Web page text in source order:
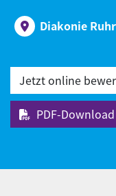
Diakonie
Jetzt online
PDF-Download